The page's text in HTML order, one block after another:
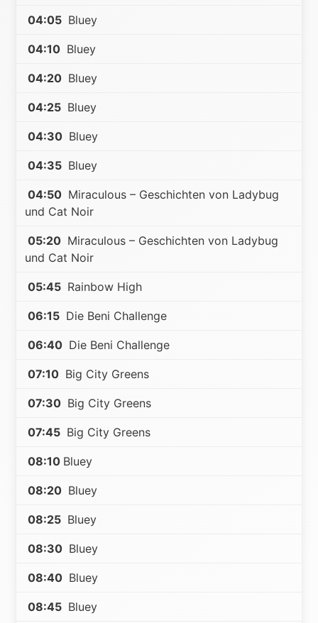
04:05 Bluey
04:10 Bluey
04:20 Bluey
04:25 Bluey
04:30 Bluey
04:35 Bluey
04:50 Miraculous – Geschichten von Ladybug
und Cat Noir
05:20 Miraculous – Geschichten von Ladybug
und Cat Noir
05:45 Rainbow High
06:15 Die Beni Challenge
06:40 Die Beni Challenge
07:10 Big City Greens
07:30 Big City Greens
07:45 Big City Greens
08:10 Bluey
08:20 Bluey
08:25 Bluey
08:30 Bluey
08:40 Bluey
08:45 Bluey